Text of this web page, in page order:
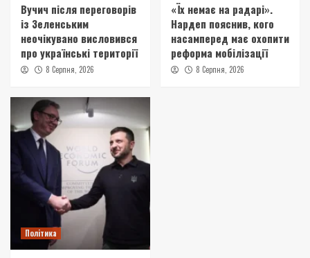
Вучич після переговорів
із Зеленським
неочікувано висловився
про українські території
8 Серпня, 2026
«Їх немає на радарі».
Нардеп пояснив, кого
насамперед має охопити
реформа мобілізації
8 Серпня, 2026
Політика